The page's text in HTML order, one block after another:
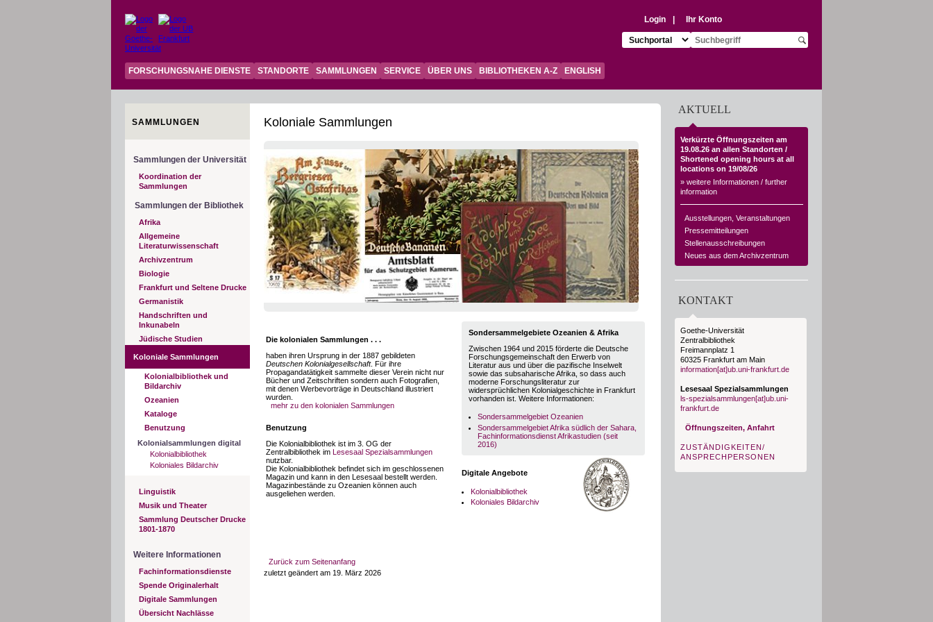
Login
Ihr Konto
Suchziel auswählen:Suchbegriff eingeben:
Suche starten
FORSCHUNGSNAHE DIENSTE STANDORTE SAMMLUNGEN SERVICE ÜBER UNS BIBLIOTHEKEN A-Z ENGLISH
SAMMLUNGEN
Sammlungen der Universität
Koordination der
Sammlungen
Sammlungen der Bibliothek
Afrika
Allgemeine
Literaturwissenschaft
Archivzentrum
Biologie
Frankfurt und Seltene Drucke
Germanistik
Handschriften und
Inkunabeln
Jüdische Studien
Koloniale Sammlungen
Kolonialbibliothek und
Bildarchiv
Ozeanien
Kataloge
Benutzung
Kolonialsammlungen digital
Kolonialbibliothek
Koloniales Bildarchiv
Linguistik
Musik und Theater
Sammlung Deutscher Drucke
1801-1870
Weitere Informationen
Fachinformationsdienste
Spende Originalerhalt
Digitale Sammlungen
Übersicht Nachlässe
Koloniale Sammlungen
Die kolonialen Sammlungen . . .
haben ihren Ursprung in der 1887 gebildeten
Deutschen Kolonialgesellschaft. Für ihre
Propagandatätigkeit sammelte dieser Verein nicht nur
Bücher und Zeitschriften sondern auch Fotografien,
mit denen Werbevorträge in Deutschland illustriert
wurden.
mehr zu den kolonialen Sammlungen
Benutzung
Die Kolonialbibliothek ist im 3. OG der
Zentralbibliothek im Lesesaal Spezialsammlungen
nutzbar.
Die Kolonialbibliothek befindet sich im geschlossenen
Magazin und kann in den Lesesaal bestellt werden.
Magazinbestände zu Ozeanien können auch
ausgeliehen werden.
Sondersammelgebiete Ozeanien & Afrika
Zwischen 1964 und 2015 förderte die Deutsche
Forschungsgemeinschaft den Erwerb von
Literatur aus und über die pazifische Inselwelt
sowie das subsaharische Afrika, so dass auch
moderne Forschungsliteratur zur
widersprüchlichen Kolonialgeschichte in Frankfurt
vorhanden ist. Weitere Informationen:
Sondersammelgebiet Ozeanien
Sondersammelgebiet Afrika südlich der Sahara,
Fachinformationsdienst Afrikastudien (seit
2016)
Digitale Angebote
Kolonialbibliothek
Koloniales Bildarchiv
Zurück zum Seitenanfang
zuletzt geändert am 19. März 2026
AKTUELL
Verkürzte Öffnungszeiten am
19.08.26 an allen Standorten /
Shortened opening hours at all
locations on 19/08/26
» weitere Informationen / further
information
Ausstellungen, Veranstaltungen
Pressemitteilungen
Stellenausschreibungen
Neues aus dem Archivzentrum
KONTAKT
Goethe-Universität
Zentralbibliothek
Freimannplatz 1
60325 Frankfurt am Main
information[at]ub.uni-frankfurt.de
Lesesaal Spezialsammlungen
ls-spezialsammlungen[at]ub.uni-
frankfurt.de
Öffnungszeiten, Anfahrt
ZUSTÄNDIGKEITEN/
ANSPRECHPERSONEN